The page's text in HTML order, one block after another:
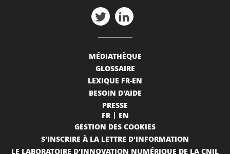
MÉDIATHÈQUE
GLOSSAIRE
LEXIQUE FR-EN
BESOIN D'AIDE
PRESSE
FR
EN
GESTION DES COOKIES
S'INSCRIRE À LA LETTRE D'INFORMATION
LE LABORATOIRE D'INNOVATION NUMÉRIQUE DE LA CNIL